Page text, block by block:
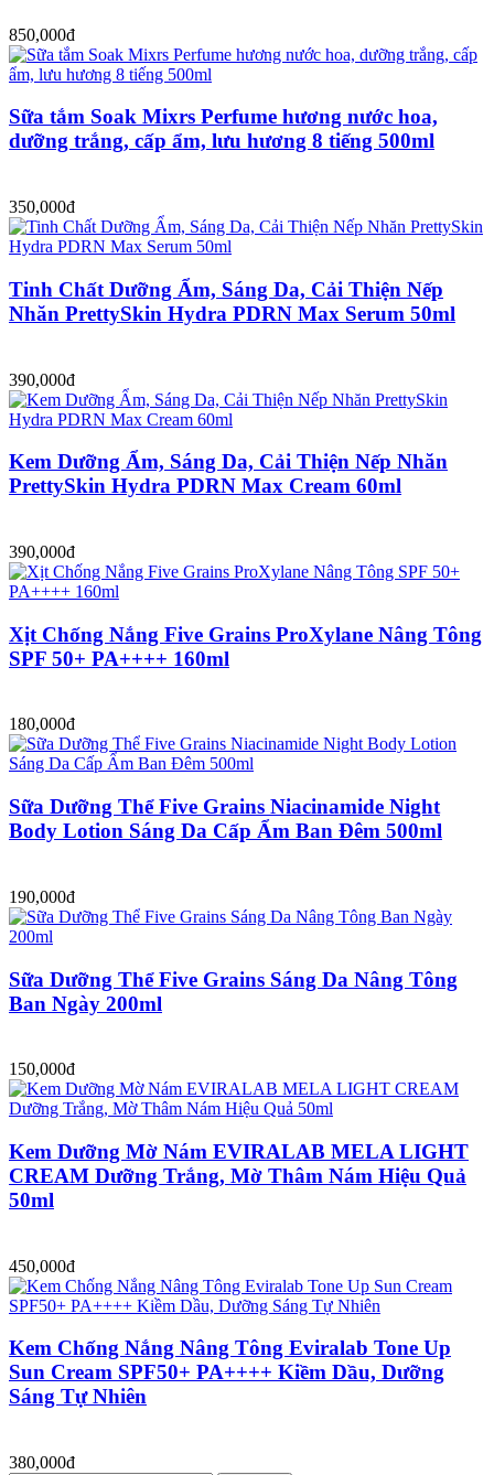
850,000đ
Sữa tắm Soak Mixrs Perfume hương nước hoa,
dưỡng trắng, cấp ẩm, lưu hương 8 tiếng 500ml
350,000đ
Tinh Chất Dưỡng Ẩm, Sáng Da, Cải Thiện Nếp
Nhăn PrettySkin Hydra PDRN Max Serum 50ml
390,000đ
Kem Dưỡng Ẩm, Sáng Da, Cải Thiện Nếp Nhăn
PrettySkin Hydra PDRN Max Cream 60ml
390,000đ
Xịt Chống Nắng Five Grains ProXylane Nâng Tông
SPF 50+ PA++++ 160ml
180,000đ
Sữa Dưỡng Thể Five Grains Niacinamide Night
Body Lotion Sáng Da Cấp Ẩm Ban Đêm 500ml
190,000đ
Sữa Dưỡng Thể Five Grains Sáng Da Nâng Tông
Ban Ngày 200ml
150,000đ
Kem Dưỡng Mờ Nám EVIRALAB MELA LIGHT
CREAM Dưỡng Trắng, Mờ Thâm Nám Hiệu Quả
50ml
450,000đ
Kem Chống Nắng Nâng Tông Eviralab Tone Up
Sun Cream SPF50+ PA++++ Kiềm Dầu, Dưỡng
Sáng Tự Nhiên
380,000đ